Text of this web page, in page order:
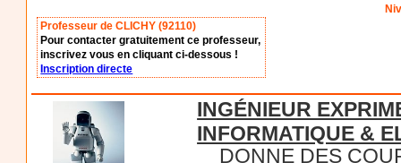
Professeur de CLICHY (92110)
Pour contacter gratuitement ce professeur,
inscrivez vous en cliquant ci-dessous !
Inscription directe
INGÉNIEUR
INFORMATIQUE &
DONNE DES